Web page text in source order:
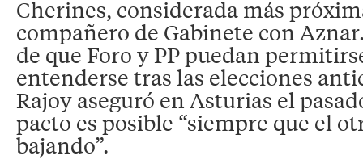
Cherines, considerada más
compañero de Gabinete con
de que Foro y PP puedan
entenderse tras las elecciones
Rajoy aseguró en Asturias el
pacto es posible “siempre que el
bajando”.